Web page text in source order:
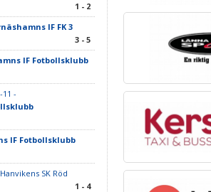
1 - 2
IF FK 3
3 - 5
IF Fotbollsklubb
-
IF Fotbollsklubb
SK Röd
1 - 4